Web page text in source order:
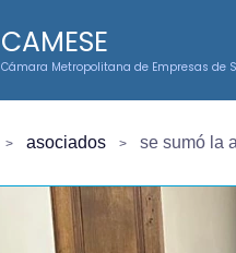
CAMESE
Cámara Metropolitana de Empresas de
asociados